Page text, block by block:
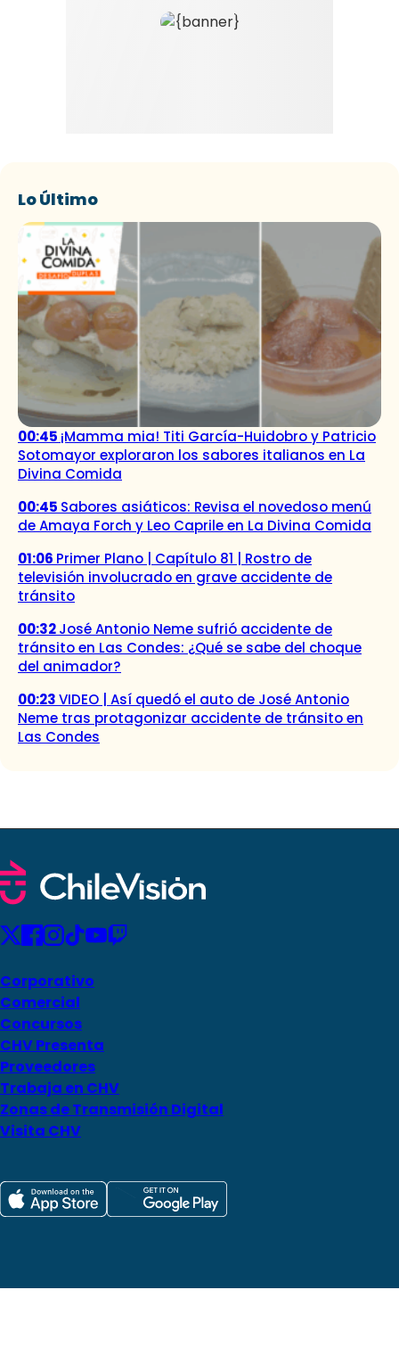
Lo Último
00:45 ¡Mamma mia! Titi García-Huidobro y Patricio
Sotomayor exploraron los sabores italianos en La
Divina Comida
00:45 Sabores asiáticos: Revisa el novedoso menú
de Amaya Forch y Leo Caprile en La Divina Comida
01:06 Primer Plano | Capítulo 81 | Rostro de
televisión involucrado en grave accidente de
tránsito
00:32José Antonio Neme sufrió accidente de
tránsito en Las Condes: ¿Qué se sabe del choque
del animador?
00:23VIDEO | Así quedó el auto de José Antonio
Neme tras protagonizar accidente de tránsito en
Las Condes
Corporativo
Comercial
Concursos
CHV Presenta
Proveedores
Trabaja en CHV
Zonas de Transmisión Digital
Visita CHV